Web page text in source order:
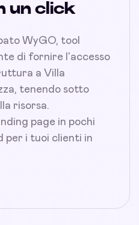
un click
WyGO, tool
di fornire l'accesso
a Villa
tenendo sotto
risorsa.
page in pochi
per i tuoi clienti in